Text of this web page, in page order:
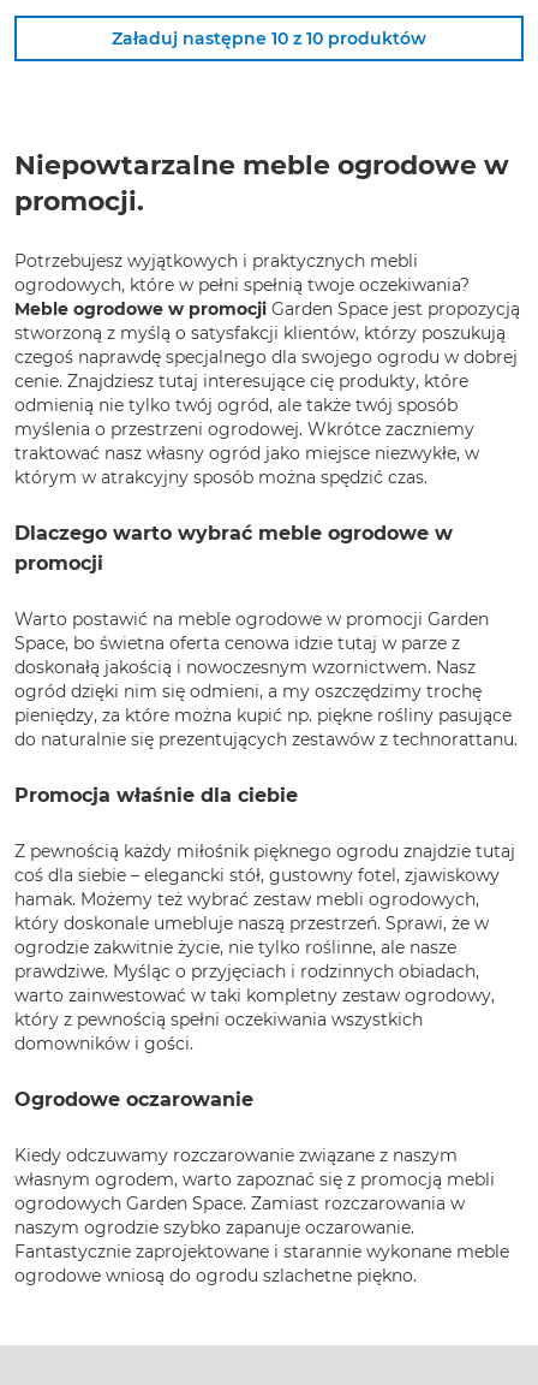
Załaduj następne 10 z 10 produktów
Niepowtarzalne meble ogrodowe w
promocji.
Potrzebujesz wyjątkowych i praktycznych mebli
ogrodowych, które w pełni spełnią twoje oczekiwania?
Meble ogrodowe w promocji Garden Space jest propozycją
stworzoną z myślą o satysfakcji klientów, którzy poszukują
czegoś naprawdę specjalnego dla swojego ogrodu w dobrej
cenie. Znajdziesz tutaj interesujące cię produkty, które
odmienią nie tylko twój ogród, ale także twój sposób
myślenia o przestrzeni ogrodowej. Wkrótce zaczniemy
traktować nasz własny ogród jako miejsce niezwykłe, w
którym w atrakcyjny sposób można spędzić czas.
Dlaczego warto wybrać meble ogrodowe w
promocji
Warto postawić na meble ogrodowe w promocji Garden
Space, bo świetna oferta cenowa idzie tutaj w parze z
doskonałą jakością i nowoczesnym wzornictwem. Nasz
ogród dzięki nim się odmieni, a my oszczędzimy trochę
pieniędzy, za które można kupić np. piękne rośliny pasujące
do naturalnie się prezentujących zestawów z technorattanu.
Promocja właśnie dla ciebie
Z pewnością każdy miłośnik pięknego ogrodu znajdzie tutaj
coś dla siebie – elegancki stół, gustowny fotel, zjawiskowy
hamak. Możemy też wybrać zestaw mebli ogrodowych,
który doskonale umebluje naszą przestrzeń. Sprawi, że w
ogrodzie zakwitnie życie, nie tylko roślinne, ale nasze
prawdziwe. Myśląc o przyjęciach i rodzinnych obiadach,
warto zainwestować w taki kompletny zestaw ogrodowy,
który z pewnością spełni oczekiwania wszystkich
domowników i gości.
Ogrodowe oczarowanie
Kiedy odczuwamy rozczarowanie związane z naszym
własnym ogrodem, warto zapoznać się z promocją mebli
ogrodowych Garden Space. Zamiast rozczarowania w
naszym ogrodzie szybko zapanuje oczarowanie.
Fantastycznie zaprojektowane i starannie wykonane meble
ogrodowe wniosą do ogrodu szlachetne piękno.